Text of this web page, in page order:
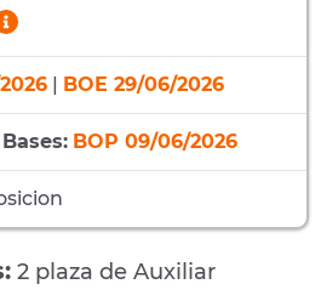
| BOE 29/06/2026
BOP 09/06/2026
2 plaza de Auxiliar